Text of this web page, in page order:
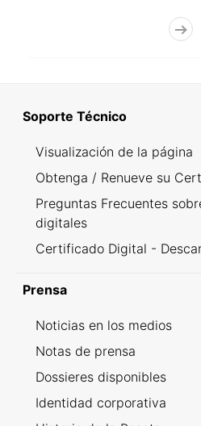
Soporte Técnico
Visualización de la página
Obtenga / Renueve su
Preguntas Frecuentes
digitales
Certificado Digital -
Prensa
Noticias en los medios
Notas de prensa
Dossieres disponibles
Identidad corporativa